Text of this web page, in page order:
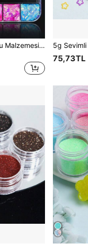
12 Bölmeli Reçine Dolgu Malzemesi, Gökkuşağı Parıltılı Asimetrik Pullar, Aurora Parlak Pullar Epoksi Reçine, Kendin Yap Reçine Kalıp Doldurma ve Dekorasyon İçin Uygun, Büyük Parçalar
75,73TL